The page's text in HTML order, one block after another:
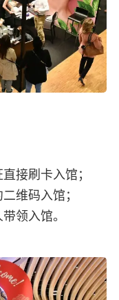
接刷卡入馆；
维码入馆；
领入馆。